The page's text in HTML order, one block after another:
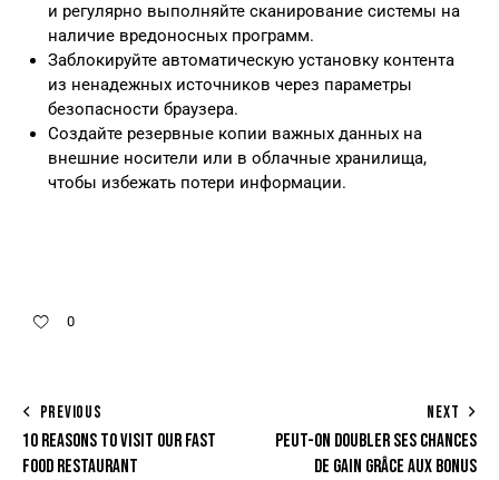
и регулярно выполняйте сканирование системы на
наличие вредоносных программ.
Заблокируйте автоматическую установку контента
из ненадежных источников через параметры
безопасности браузера.
Создайте резервные копии важных данных на
внешние носители или в облачные хранилища,
чтобы избежать потери информации.
0
PREVIOUS
10 REASONS TO VISIT OUR FAST
FOOD RESTAURANT
NEXT
PEUT-ON DOUBLER SES CHANCES
DE GAIN GRÂCE AUX BONUS